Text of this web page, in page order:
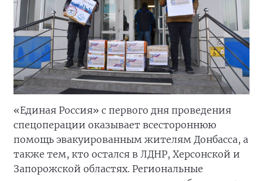
«Единая Россия» с первого дня проведения
спецоперации оказывает всестороннюю
помощь эвакуированным жителям Донбасса, а
также тем, кто остался в ЛДНР, Херсонской и
Запорожской областях. Региональные